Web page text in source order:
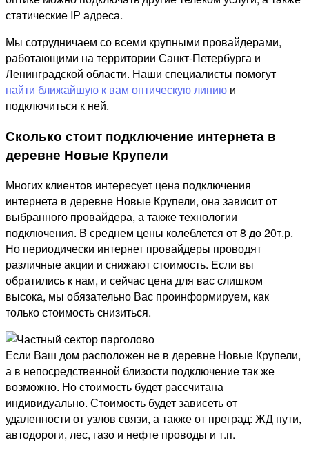
статические IP адреса.
Мы сотрудничаем со всеми крупными провайдерами,
работающими на территории Санкт-Петербурга и
Ленинградской области. Наши специалисты помогут
найти ближайшую к вам оптическую линию и
подключиться к ней.
Сколько стоит подключение интернета в
деревне Новые Крупели
Многих клиентов интересует цена подключения
интернета в деревне Новые Крупели, она зависит от
выбранного провайдера, а также технологии
подключения. В среднем цены колеблется от 8 до 20т.р.
Но периодически интернет провайдеры проводят
различные акции и снижают стоимость. Если вы
обратились к нам, и сейчас цена для вас слишком
высока, мы обязательно Вас проинформируем, как
только стоимость снизиться.
Если Ваш дом расположен не в деревне Новые Крупели,
а в непосредственной близости подключение так же
возможно. Но стоимость будет рассчитана
индивидуально. Стоимость будет зависеть от
удаленности от узлов связи, а также от преград: ЖД пути,
автодороги, лес, газо и нефте проводы и т.п.